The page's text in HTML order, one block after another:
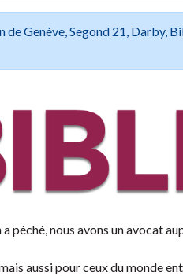
Genève, Segond 21, Darby,
péché, nous avons un avocat
aussi pour ceux du monde